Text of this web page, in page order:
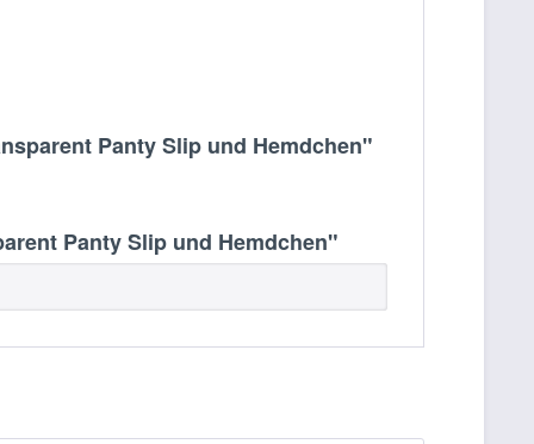
Panty Slip und Hemdchen"
Panty Slip und Hemdchen"